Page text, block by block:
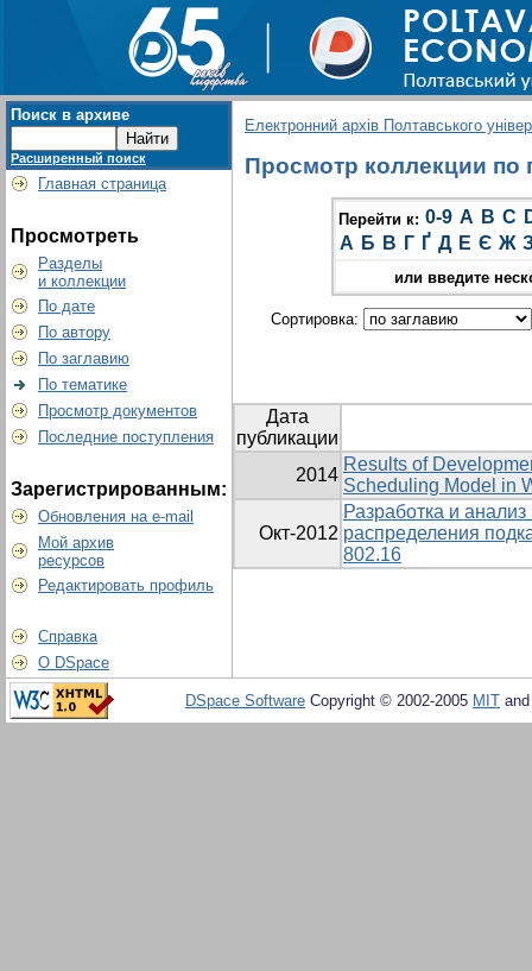
Поиск в архиве
Расширенный поиск
Главная страница
Просмотреть
Разделы
и коллекции
По дате
По автору
По заглавию
По тематике
Просмотр документов
Последние поступления
Зарегистрированным:
Обновления на e-mail
Мой архив
ресурсов
Редактировать профиль
Справка
О DSpace
Електронний архів Полтавського
Просмотр коллекции по
Перейти к: 0-9 A B C
А Б В Г Ґ Д Е Є Ж
или введите
Сортировка:
Дата
публикации
2014
Results of
Scheduling Model in
Окт-2012
Разработка и
распределения
802.16
DSpace Software Copyright © 2002-2005 MIT